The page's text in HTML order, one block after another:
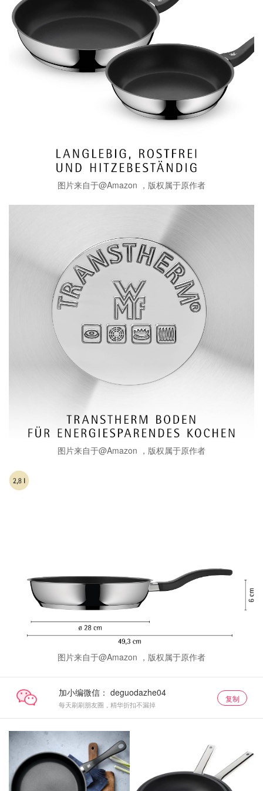
图片来自于@Amazon ，版权属于原作者
图片来自于@Amazon ，版权属于原作者
图片来自于@Amazon ，版权属于原作者
加小编微信：
每天刷刷朋友圈，精华折扣不漏掉
复制